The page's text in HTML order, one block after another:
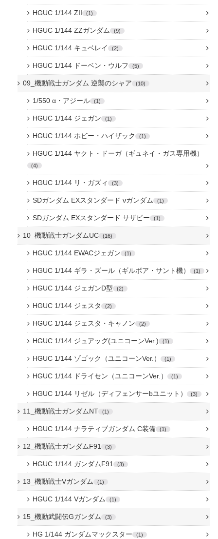
HGUC 1/144 ZII 1
HGUC 1/144 ZZガンダム 9
HGUC 1/144 キュベレイ 2
HGUC 1/144 ドーベン・ウルフ 5
09_機動戦士ガンダム 逆襲のシャア 10
1/550 α・アジール 1
HGUC 1/144 ジェガン 1
HGUC 1/144 ホビー・ハイザック 1
HGUC 1/144 ヤクト・ドーガ（ギュネイ・ガス専用機）
4
HGUC 1/144 リ・ガズィ 3
SDガンダム EXスタンダード νガンダム 1
SDガンダム EXスタンダード サザビー 1
10_機動戦士ガンダムUC 16
HGUC 1/144 EWACジェガン 1
HGUC 1/144 ギラ・ズール（ギルボア・サント機） 1
HGUC 1/144 ジェガンD型 2
HGUC 1/144 ジェスタ 2
HGUC 1/144 ジェスタ・キャノン 2
HGUC 1/144 ジュアッグ(ユニコーンVer.) 1
HGUC 1/144 ゾゴック（ユニコーンVer.） 1
HGUC 1/144 ドライセン（ユニコーンVer.） 1
HGUC 1/144 リゼル（ディフェンサーbユニット） 3
11_機動戦士ガンダムNT 1
HGUC 1/144 ナラティブガンダム C装備 1
12_機動戦士ガンダムF91 3
HGUC 1/144 ガンダムF91 3
13_機動戦士Vガンダム 1
HGUC 1/144 Vガンダム 1
15_機動武闘伝Gガンダム 3
HG 1/144 ガンダムマックスター 1